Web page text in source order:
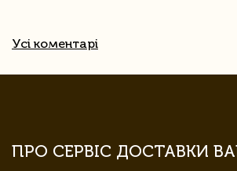
Усі коментарі
ПРО СЕРВІС ДОСТАВКИ